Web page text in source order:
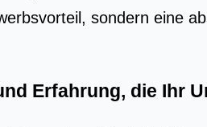
son­dern eine
Erfahrung, die Ihr